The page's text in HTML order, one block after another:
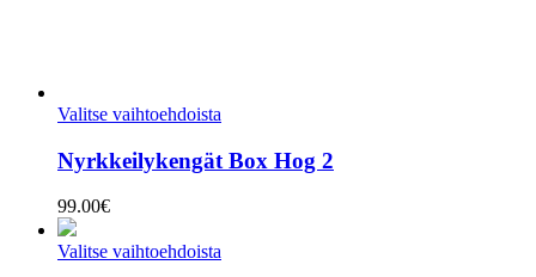
Valitse vaihtoehdoista
Nyrkkeilykengät Box Hog 2
99.00€
Valitse vaihtoehdoista